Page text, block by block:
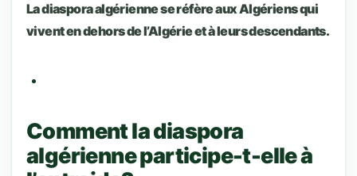
La diaspora algérienne se réfère aux Algériens qui
vivent en dehors de l’Algérie et à leurs descendants.
Comment la diaspora
algérienne participe-t-elle à